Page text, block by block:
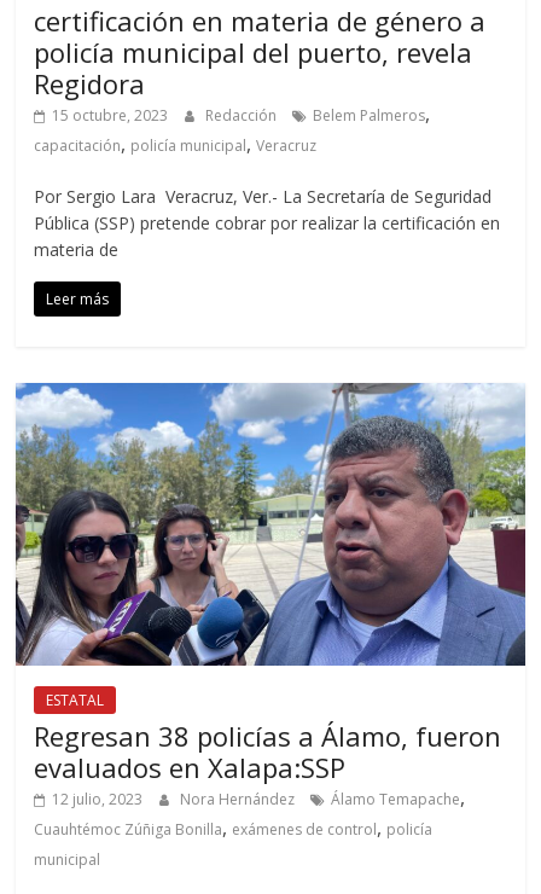
certificación en materia de género a
policía municipal del puerto, revela
Regidora
15 octubre, 2023 Redacción Belem Palmeros,
capacitación, policía municipal,Veracruz
Por Sergio Lara Veracruz, Ver.- La Secretaría de Seguridad
Pública (SSP) pretende cobrar por realizar la certificación en
materia de
Leer más
ESTATAL
Regresan 38 policías a Álamo, fueron
evaluados en Xalapa:SSP
12 julio, 2023 Nora Hernández Álamo Temapache,
Cuauhtémoc Zúñiga Bonilla, exámenes de control, policía
municipal